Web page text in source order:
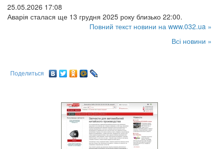
25.05.2026 17:08
Аварія сталася ще 13 грудня 2025 року близько 22:00.
Повний текст новини на www.032.ua »
Всі новини »
Поделиться